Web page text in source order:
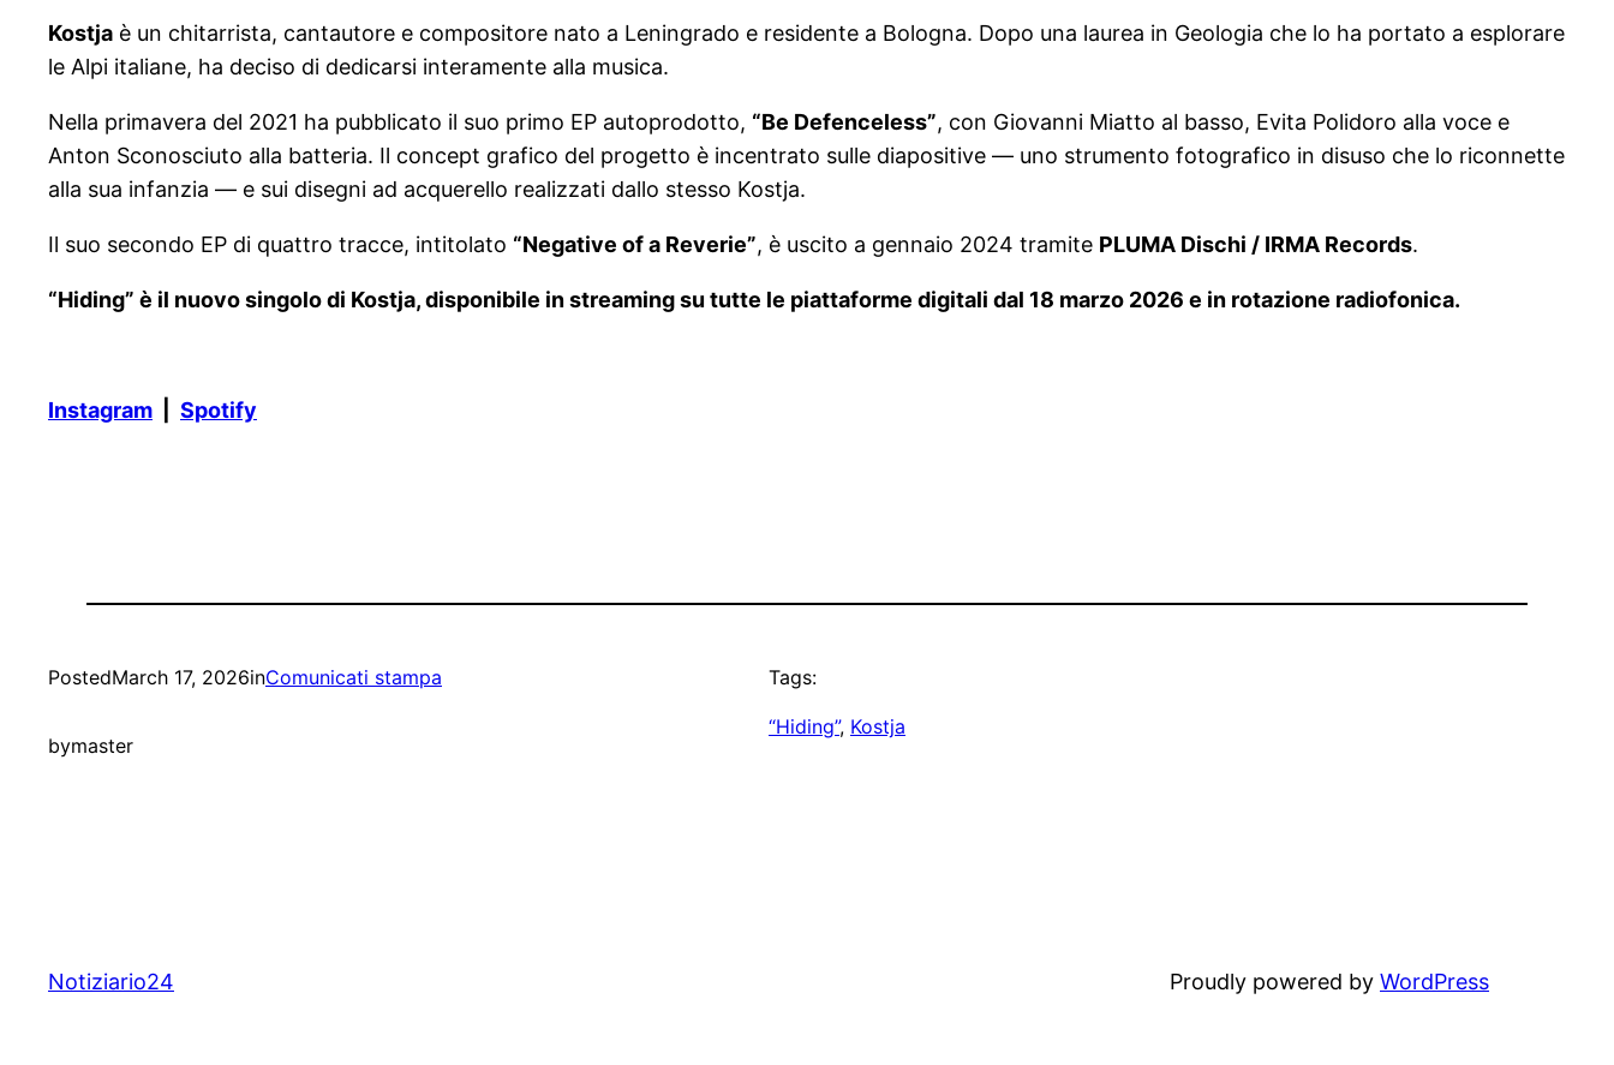
Kostja è un chitarrista, cantautore e compositore nato a Leningrado e residente a Bologna. Dopo una laurea in Geologia che lo ha portato a esplorare
le Alpi italiane, ha deciso di dedicarsi interamente alla musica.
Nella primavera del 2021 ha pubblicato il suo primo EP autoprodotto, “Be Defenceless”, con Giovanni Miatto al basso, Evita Polidoro alla voce e
Anton Sconosciuto alla batteria. Il concept grafico del progetto è incentrato sulle diapositive — uno strumento fotografico in disuso che lo riconnette
alla sua infanzia — e sui disegni ad acquerello realizzati dallo stesso Kostja.
Il suo secondo EP di quattro tracce, intitolato “Negative of a Reverie”, è uscito a gennaio 2024 tramite PLUMA Dischi / IRMA Records.
“Hiding” è il nuovo singolo di Kostja, disponibile in streaming su tutte le piattaforme digitali dal 18 marzo 2026 e in rotazione radiofonica.
Instagram Spotify
PostedMarch 17, 2026inComunicati stampa
bymaster
Tags:
“Hiding”, Kostja
Notiziario24 Proudly powered by WordPress